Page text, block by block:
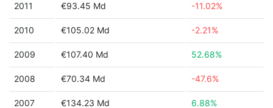
2011 €93.45 Md -11.02%
2010 €105.02 Md -2.21%
2009 €107.40 Md 52.68%
2008 €70.34 Md -47.6%
2007 €134.23 Md 6.88%